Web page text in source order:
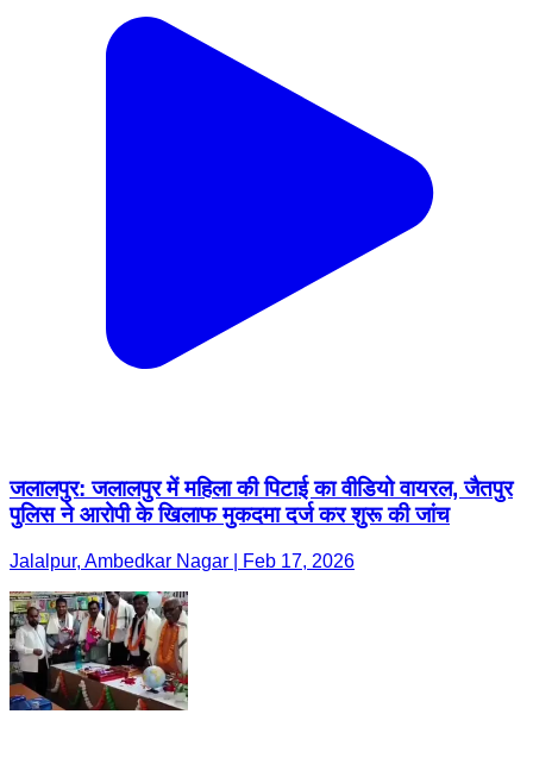
जलालपुर: जलालपुर में महिला की पिटाई का वीडियो वायरल, जैतपुर
पुलिस ने आरोपी के खिलाफ मुकदमा दर्ज कर शुरू की जांच
Jalalpur, Ambedkar Nagar | Feb 17, 2026